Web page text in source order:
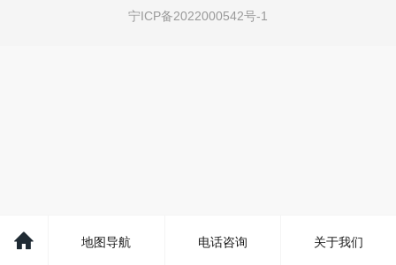
宁ICP备2022000542号-1
地图导航 电话咨询 关于我们